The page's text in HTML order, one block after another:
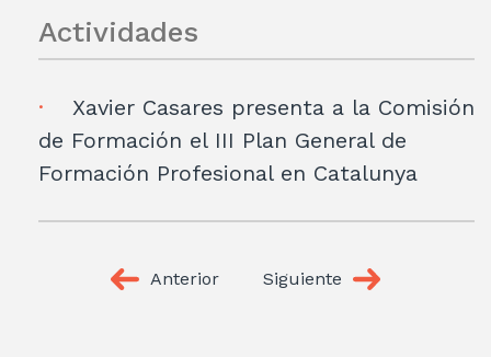
Actividades
Xavier Casares presenta a la Comisión
de Formación el III Plan General de
Formación Profesional en Catalunya
Anterior Siguiente